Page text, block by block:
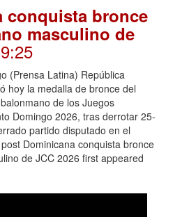
conquista bronce
masculino de
(Prensa Latina) República
hoy la medalla de bronce del
de los Juegos
Domingo 2026, tras derrotar 25-
partido disputado en el
Dominicana conquista bronce
de JCC 2026 first appeared